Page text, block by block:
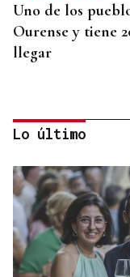
Uno de los
Ourense y tiene
llegar
Lo último